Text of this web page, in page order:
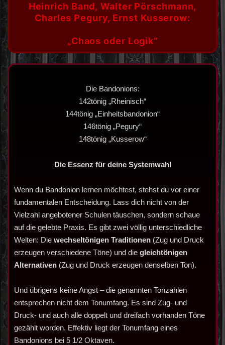
Heinrich Band, Walter Pörschmann,
Charles Pegury, Ernst Kusserow:
„Chaos oder Logik“
Die Bandonions:
142tönig „Rheinisch“
144tönig „Einheitsbandonion“
146tönig „Pegury“
148tönig „Kusserow“
Die Essenz für deine Systemwahl
Wenn du Bandonion lernen möchtest, stehst du vor einer
fundamentalen Entscheidung. Lass dich nicht von der
Vielzahl angebotener Schulen täuschen, sondern schaue
auf die gelebte Praxis. Es gibt zwei völlig unterschiedliche
Welten: Die wechseltönigen Traditionen (Zug und Druck
erzeugen verschiedene Töne) und die gleichtönigen
Alternativen (Zug und Druck erzeugen denselben Ton).
Und übrigens keine Angst – die genannten Tonzahlen
entsprechen nicht dem Tonumfang. Es sind Zug- und
Druck- und auch alle doppelt und dreifach vorhanden Töne
gezählt worden. Effektiv liegt der Tonumfang eines
Bandonions bei 5 1/2 Oktaven.